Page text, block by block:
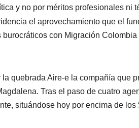
y no por méritos profesionales ni
el aprovechamiento que el
con Migración Colombia
quebrada Aire-e la compañía que
Tras el paso de cuatro
situándose hoy por encima de los